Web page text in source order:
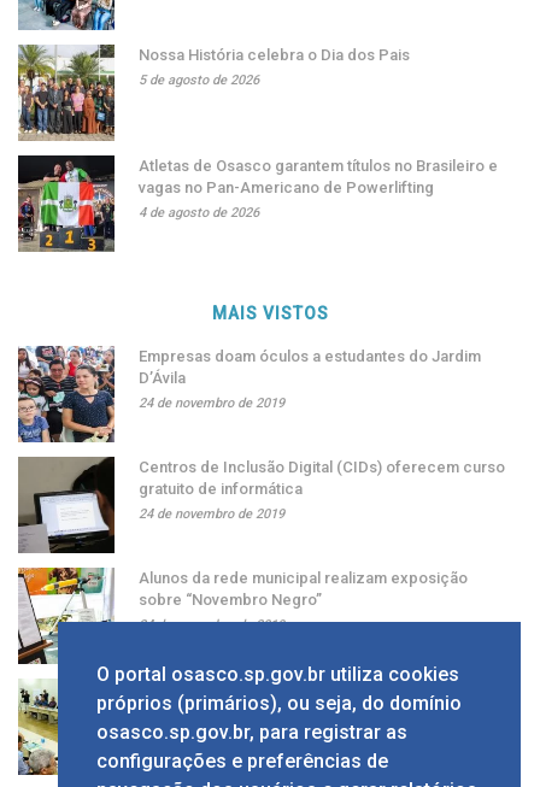
Nossa História celebra o Dia dos Pais
5 de agosto de 2026
Atletas de Osasco garantem títulos no Brasileiro e
vagas no Pan-Americano de Powerlifting
4 de agosto de 2026
MAIS VISTOS
Empresas doam óculos a estudantes do Jardim
D’Ávila
24 de novembro de 2019
Centros de Inclusão Digital (CIDs) oferecem curso
gratuito de informática
24 de novembro de 2019
Alunos da rede municipal realizam exposição
sobre “Novembro Negro”
24 de novembro de 2019
Grupo apresenta ao prefeito sugestão de alíquota
única de ISS
24 de novembro de 2019
O portal osasco.sp.gov.br utiliza cookies
próprios (primários), ou seja, do domínio
osasco.sp.gov.br, para registrar as
configurações e preferências de